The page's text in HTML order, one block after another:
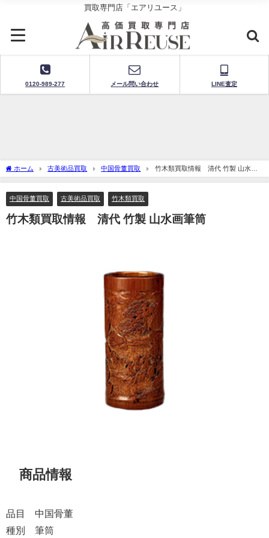
買取専門店「エアリユース」
0120-989-277 メール問い合わせ LINE査定
ホーム 古美術品買取 中国骨董買取
竹木類買取情報 清代 竹製 山水画
筆筒
中国骨董買取 古美術品買取 竹木類買取
竹木類買取情報 清代 竹製 山水画筆筒
商品情報
品目 中国骨董
種別 筆筒